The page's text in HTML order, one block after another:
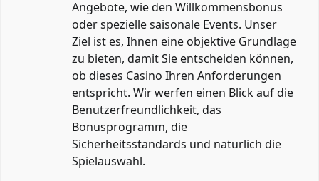
Angebote, wie den Willkommensbonus
oder spezielle saisonale Events. Unser
Ziel ist es, Ihnen eine objektive Grundlage
zu bieten, damit Sie entscheiden können,
ob dieses Casino Ihren Anforderungen
entspricht. Wir werfen einen Blick auf die
Benutzerfreundlichkeit, das
Bonusprogramm, die
Sicherheitsstandards und natürlich die
Spielauswahl.